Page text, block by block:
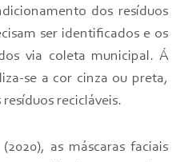
dos resíduos
ser identificados e os
via coleta municipal. Á
se a cor cinza ou preta,
recicláveis.
as máscaras faciais